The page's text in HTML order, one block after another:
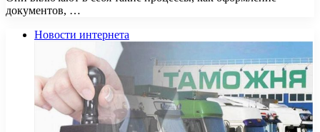
документов, …
Новости интернета